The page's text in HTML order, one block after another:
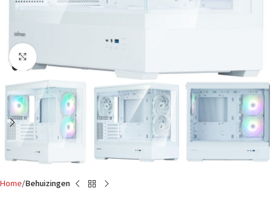
Click to enlarge
Home Behuizingen